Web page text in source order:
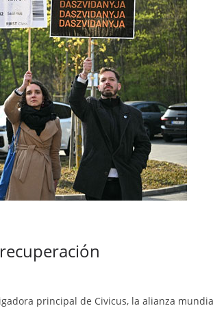
principal de Civicus, la alianza